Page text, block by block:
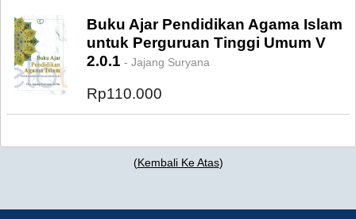
Buku Ajar Pendidikan Agama Islam
untuk Perguruan Tinggi Umum V
2.0.1 - Jajang Suryana
Rp110.000
(Kembali Ke Atas)